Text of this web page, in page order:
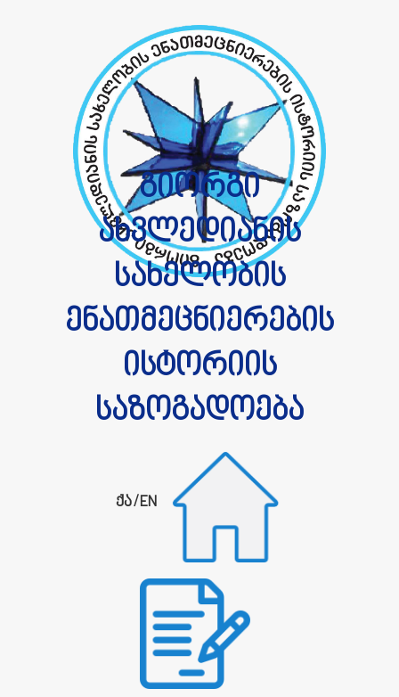
გიორგი
ახვლედიანის
სახელობის
ენათმეცნიერების
ისტორიის
საზოგადოება
ქა/EN